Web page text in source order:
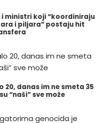
i ministri koji “koordiniraju
i piljara” postaju hit
danas im ne smeta 35
“naši” sve može